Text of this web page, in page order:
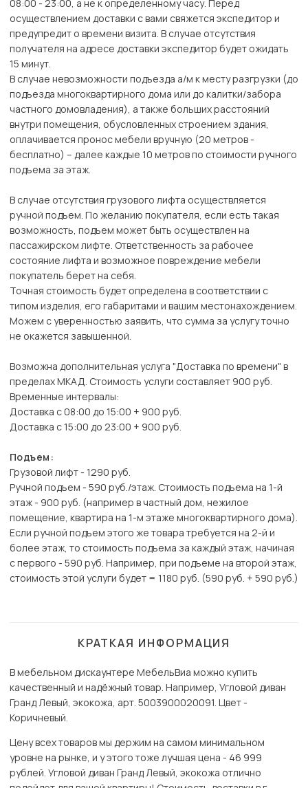
08:00 - 23:00, а не к определенному часу. Перед
осуществлением доставки с вами свяжется экспедитор и
предупредит о времени визита. В случае отсутствия
получателя на адресе доставки экспедитор будет ожидать
15 минут.
В случае невозможности подъезда а/м к месту разгрузки (до
подъезда многоквартирного дома или до калитки/забора
частного домовладения), а также больших расстояний
внутри помещения, обусловленных строением здания,
оплачивается пронос мебели вручную (20 метров -
бесплатно) – далее каждые 10 метров по стоимости ручного
подъема за этаж.
В случае отсутствия грузового лифта осуществляется
ручной подъем. По желанию покупателя, если есть такая
возможность, подъем может быть осуществлен на
пассажирском лифте. Ответственность за рабочее
состояние лифта и возможное повреждение мебели
покупатель берет на себя.
Точная стоимость будет определена в соответствии с
типом изделия, его габаритами и вашим местонахождением.
Можем с уверенностью заявить, что сумма за услугу точно
не окажется завышенной.
Возможна дополнительная услуга "Доставка по времени" в
пределах МКАД. Стоимость услуги составляет 900 руб.
Временные интервалы:
Доставка с 08:00 до 15:00 + 900 руб.
Доставка с 15:00 до 23:00 + 900 руб.
Подъем:
Грузовой лифт - 1290 руб.
Ручной подъем - 590 руб./этаж. Стоимость подъема на 1-й
этаж - 900 руб. (например в частный дом, нежилое
помещение, квартира на 1-м этаже многоквартирного дома).
Если ручной подъем этого же товара требуется на 2-й и
более этаж, то стоимость подъема за каждый этаж, начиная
с первого - 590 руб. Например, при подъеме на второй этаж,
стоимость этой услуги будет = 1180 руб. (590 руб. + 590 руб.)
КРАТКАЯ ИНФОРМАЦИЯ
В мебельном дискаунтере МебельВиа можно купить
качественный и надёжный товар. Например, Угловой диван
Гранд Левый, экокожа, арт. 5003900020091. Цвет -
Коричневый.
Цену всех товаров мы держим на самом минимальном
уровне на рынке, и у этого тоже лучшая цена - 46 999
рублей. Угловой диван Гранд Левый, экокожа отлично